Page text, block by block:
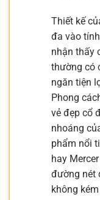
Thiết kế
đa vào
nhận thấy
thường có
ngăn tiện
Phong
vẻ đẹp cổ
nhoáng
phẩm nổi
hay
đường nét
không